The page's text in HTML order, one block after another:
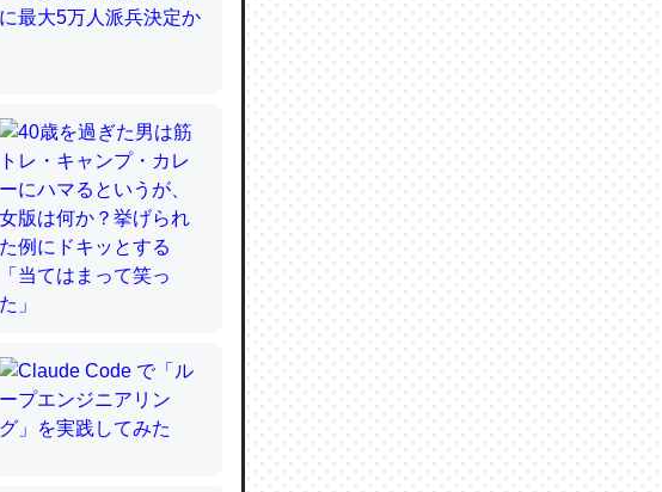
労してるんだな…。腹足
に関する新仮説
も置こうかと画策
電中かが分かるのでこ